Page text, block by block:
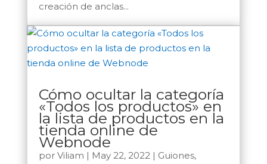
creación de anclas...
Cómo ocultar la categoría
«Todos los productos» en
la lista de productos en la
tienda online de
Webnode
por Viliam | May 22, 2022| Guiones,